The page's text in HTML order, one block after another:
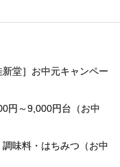
新堂］お中元キャンペー
円～9,000円台（お中
調味料・はちみつ（お中